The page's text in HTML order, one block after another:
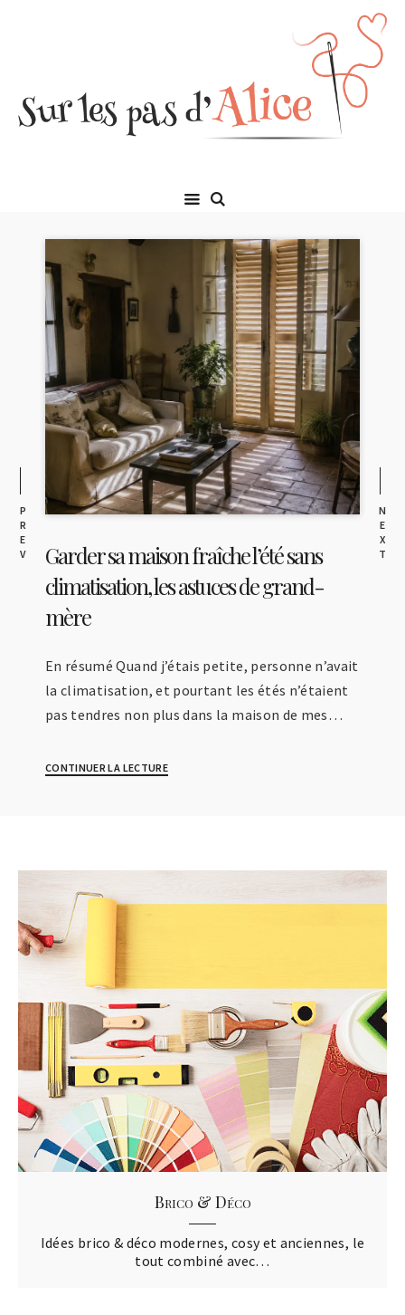
Garder sa maison fraîche l’été sans
climatisation, les astuces de grand-
mère
En résumé Quand j’étais petite, personne n’avait
la climatisation, et pourtant les étés n’étaient
pas tendres non plus dans la maison de mes…
CONTINUER LA LECTURE
P
R
E
V
N
E
X
T
Brico & Déco
Idées brico & déco modernes, cosy et anciennes, le
tout combiné avec…